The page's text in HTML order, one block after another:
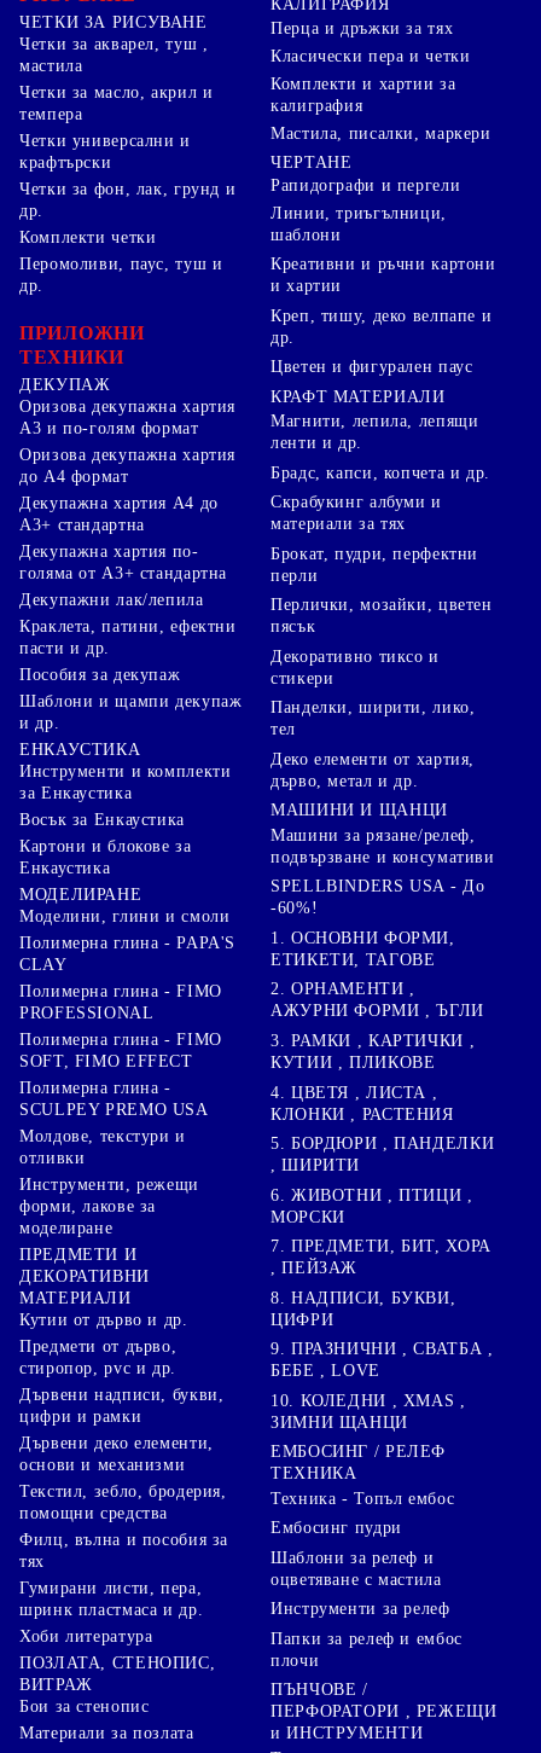
ЧЕТКИ ЗА РИСУВАНЕ
Четки за акварел, туш ,
мастила
Четки за масло, акрил и
темпера
Четки универсални и
крафтърски
Четки за фон, лак, грунд и
др.
Комплекти четки
КАЛИГРАФИЯ
Перца и дръжки за тях
Класически пера и четки
Комплекти и хартии за
калиграфия
Мастила, писалки, маркери
ЧЕРТАНЕ
Рапидографи и пергели
Линии, триъгълници,
шаблони
Перомоливи, паус, туш и
др.
ПРИЛОЖНИ
ТЕХНИКИ
ДЕКУПАЖ
Оризова декупажна хартия
А3 и по-голям формат
Оризова декупажна хартия
до А4 формат
Декупажна хартия А4 до
А3+ стандартна
Декупажна хартия по-
голяма от А3+ стандартна
Декупажни лак/лепила
Краклета, патини, ефектни
пасти и др.
Пособия за декупаж
Шаблони и щампи декупаж
и др.
ЕНКАУСТИКА
Инструменти и комплекти
за Енкаустика
Восък за Енкаустика
Картони и блокове за
Енкаустика
МОДЕЛИРАНЕ
Моделини, глини и смоли
Полимерна глина - PAPA'S
CLAY
Полимерна глина - FIMO
PROFESSIONAL
Полимерна глина - FIMO
SOFT, FIMO EFFECT
Полимерна глина -
SCULPEY PREMO USA
Молдове, текстури и
отливки
Инструменти, режещи
форми, лакове за
моделиране
ПРЕДМЕТИ И
ДЕКОРАТИВНИ
МАТЕРИАЛИ
Кутии от дърво и др.
Предмети от дърво,
стиропор, pvc и др.
Дървени надписи, букви,
цифри и рамки
Дървени деко елементи,
основи и механизми
Текстил, зебло, бродерия,
помощни средства
Филц, вълна и пособия за
тях
Гумирани листи, пера,
шринк пластмаса и др.
Хоби литература
ПОЗЛАТА, СТЕНОПИС,
ВИТРАЖ
Бои за стенопис
Материали за позлата
Креативни и ръчни картони
и хартии
Креп, тишу, деко велпапе и
др.
Цветен и фигурален паус
КРАФТ МАТЕРИАЛИ
Магнити, лепила, лепящи
ленти и др.
Брадс, капси, копчета и др.
Скрабукинг албуми и
материали за тях
Брокат, пудри, перфектни
перли
Перлички, мозайки, цветен
пясък
Декоративно тиксо и
стикери
Панделки, ширити, лико,
тел
Деко елементи от хартия,
дърво, метал и др.
МАШИНИ И ЩАНЦИ
Машини за рязане/релеф,
подвързване и консумативи
SPELLBINDERS USA - До
-60%!
1. ОСНОВНИ ФОРМИ,
ЕТИКЕТИ, ТАГОВЕ
2. ОРНАМЕНТИ ,
АЖУРНИ ФОРМИ , ЪГЛИ
3. РАМКИ , КАРТИЧКИ ,
КУТИИ , ПЛИКОВЕ
4. ЦВЕТЯ , ЛИСТА ,
КЛОНКИ , РАСТЕНИЯ
5. БОРДЮРИ , ПАНДЕЛКИ
, ШИРИТИ
6. ЖИВОТНИ , ПТИЦИ ,
МОРСКИ
7. ПРЕДМЕТИ, БИТ, ХОРА
, ПЕЙЗАЖ
8. НАДПИСИ, БУКВИ,
ЦИФРИ
9. ПРАЗНИЧНИ , СВАТБА ,
БЕБЕ , LOVE
10. КОЛЕДНИ , XMAS ,
ЗИМНИ ЩАНЦИ
ЕМБОСИНГ / РЕЛЕФ
ТЕХНИКА
Техника - Топъл ембос
Ембосинг пудри
Шаблони за релеф и
оцветяване с мастила
Инструменти за релеф
Папки за релеф и ембос
плочи
ПЪНЧОВЕ /
ПЕРФОРАТОРИ , РЕЖЕЩИ
и ИНСТРУМЕНТИ